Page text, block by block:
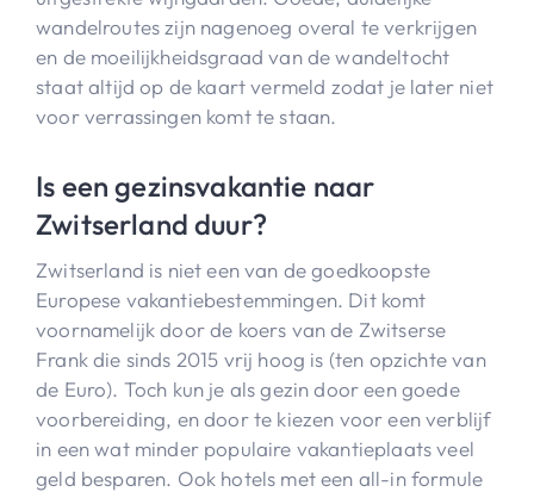
wandelroutes zijn nagenoeg overal te verkrijgen
en de moeilijkheidsgraad van de wandeltocht
staat altijd op de kaart vermeld zodat je later niet
voor verrassingen komt te staan.
Is een gezinsvakantie naar
Zwitserland duur?
Zwitserland is niet een van de goedkoopste
Europese vakantiebestemmingen. Dit komt
voornamelijk door de koers van de Zwitserse
Frank die sinds 2015 vrij hoog is (ten opzichte van
de Euro). Toch kun je als gezin door een goede
voorbereiding, en door te kiezen voor een verblijf
in een wat minder populaire vakantieplaats veel
geld besparen. Ook hotels met een all-in formule